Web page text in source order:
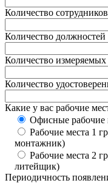
Количество сотрудников
Количество должностей
Количество измеряемых
Количество
Какие у вас рабочие
Офисные рабочие
Рабочие места 1
монтажник)
Рабочие места 2
литейщик)
Периодичность